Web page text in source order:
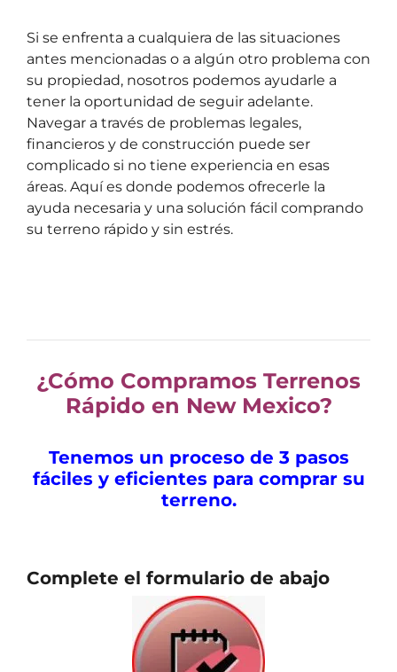
Si se enfrenta a cualquiera de las situaciones
antes mencionadas o a algún otro problema con
su propiedad, nosotros podemos ayudarle a
tener la oportunidad de seguir adelante.
Navegar a través de problemas legales,
financieros y de construcción puede ser
complicado si no tiene experiencia en esas
áreas. Aquí es donde podemos ofrecerle la
ayuda necesaria y una solución fácil comprando
su terreno rápido y sin estrés.
¿Cómo Compramos Terrenos
Rápido en New Mexico?
Tenemos un proceso de 3 pasos
fáciles y eficientes para comprar su
terreno.
Complete el formulario de abajo